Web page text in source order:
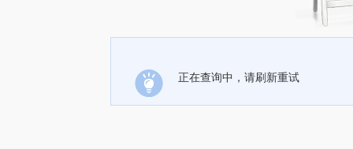
正在查询中，请刷新重试